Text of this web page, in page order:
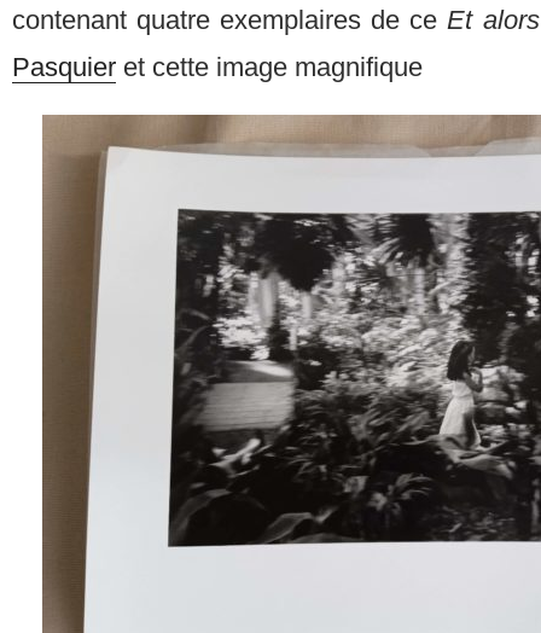
contenant quatre exemplaires de ceEt
Pasquier et cette image magnifique